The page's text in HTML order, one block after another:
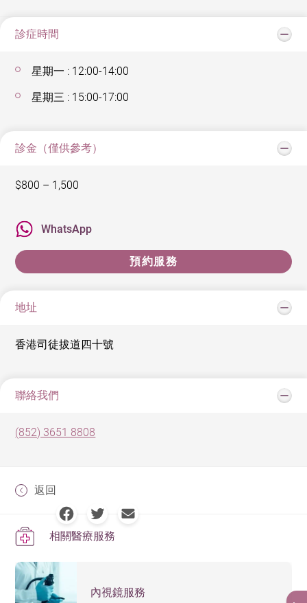
診症時間
星期一 : 12:00-14:00
星期三 : 15:00-17:00
診金（僅供參考）
$800 – 1,500
WhatsApp
預約服務
地址
香港司徒拔道四十號
聯絡我們
(852) 3651 8808
返回
相關醫療服務
內視鏡服務